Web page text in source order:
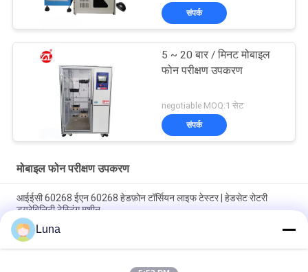
संपर्क
5 ~ 20 बार / मिनट मोबाइल
फोन परीक्षण उपकरण
negotiable MOQ:1 सेट
संपर्क
मोबाइल फोन परीक्षण उपकरण
आईईसी 60268 ईएन 60268 हेडफ़ोन टॉर्सियन लाइफ टेस्टर | हेडसेट रोटरी
ड्यूरेबिलिटी टेस्टिंग मशीन
यूएसबी-आईएफ ईआईए-364-13 आईईसी 60512 मोबाइल फोन यूएसबी चार्जर
सर्विस लाइफ कनेक्टर सॉकेट प्लग इंसर्शन फोर्स टेस्टर
Luna